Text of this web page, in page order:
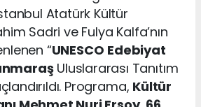
Atatürk Kültür
Sadri ve Fulya Kalfa’nın
“UNESCO Edebiyat
Uluslararası Tanıtım
Programa, Kültür